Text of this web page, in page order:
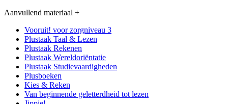
Aanvullend materiaal +
Vooruit! voor zorgniveau 3
Plustaak Taal & Lezen
Plustaak Rekenen
Plustaak Wereldoriëntatie
Plustaak Studievaardigheden
Plusboeken
Kies & Reken
Van beginnende geletterdheid tot lezen